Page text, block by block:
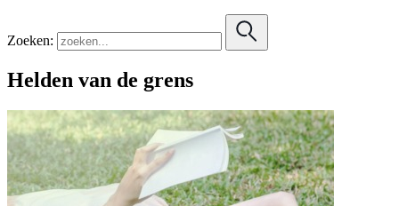
Zoeken:
Helden van de grens